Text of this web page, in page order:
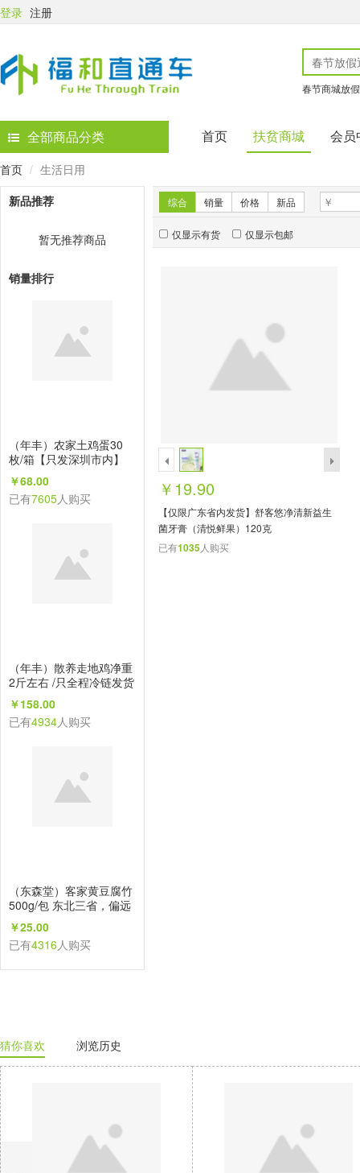
登录 注册
春节商城放
全部商品分类 首页 扶贫商城 会员
首页
生活日用
新品推荐
暂无推荐商品
销量排行
（年丰）农家土鸡蛋30
枚/箱【只发深圳市内】
￥68.00
已有7605人购买
（年丰）散养走地鸡净重
2斤左右 /只全程冷链发货
【只发深圳市内】
￥158.00
已有4934人购买
（东森堂）客家黄豆腐竹
500g/包 东北三省，偏远
地区不发
￥25.00
已有4316人购买
综合 销量 价格 新品
仅显示有货 仅显示包邮
￥19.90
【仅限广东省内发货】舒客悠净清新益生
菌牙膏（清悦鲜果）120克
已有1035人购买
猜你喜欢 浏览历史